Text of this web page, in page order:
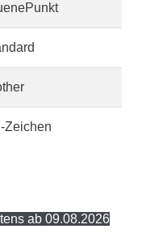
Zeichen
ab 09.08.2026